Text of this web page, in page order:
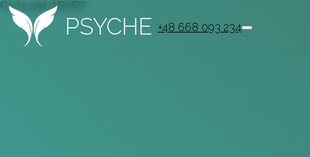
PSYCHE +48 668 093 234
Co to jest ADHD?